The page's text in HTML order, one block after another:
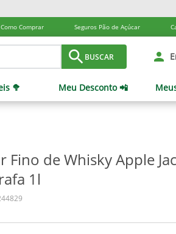
Como Comprar Seguros Pão de Açúcar
BUSCAR
🥦 Meu Desconto 📲
Fino de Whisky Apple
1l